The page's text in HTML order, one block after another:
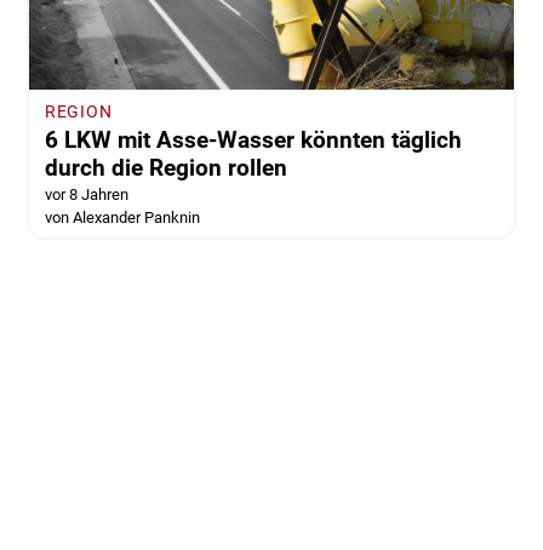
REGION
6 LKW mit Asse-Wasser könnten täglich
durch die Region rollen
vor 8 Jahren
von Alexander Panknin